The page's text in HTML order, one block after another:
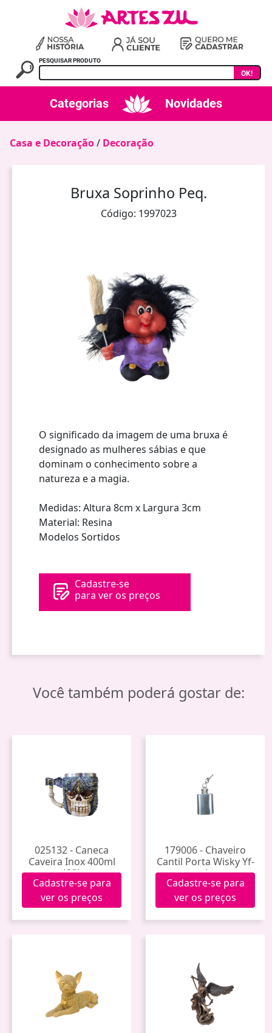
PESQUISAR PRODUTO
OK!
Categorias Novidades
Casa e Decoração/ Decoração
Bruxa Soprinho Peq.
Código: 1997023
O significado da imagem de uma bruxa é
designado as mulheres sábias e que
dominam o conhecimento sobre a
natureza e a magia.
Medidas: Altura 8cm x Largura 3cm
Material: Resina
Modelos Sortidos
Cadastre-se
para ver os preços
Você também poderá gostar de:
025132 - Caneca
Caveira Inox 400ml
439b
Cadastre-se para
ver os preços
179006 - Chaveiro
Cantil Porta Wisky Yf-
4
Cadastre-se para
ver os preços